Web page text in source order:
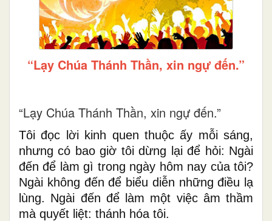
“Lạy Chúa Thánh Thần, xin ngự đến.”
“Lạy Chúa Thánh Thần, xin ngự đến.”
Tôi đọc lời kinh quen thuộc ấy mỗi sáng,
nhưng có bao giờ tôi dừng lại để hỏi: Ngài
đến để làm gì trong ngày hôm nay của tôi?
Ngài không đến để biểu diễn những điều lạ
lùng. Ngài đến để làm một việc âm thầm
mà quyết liệt: thánh hóa tôi.